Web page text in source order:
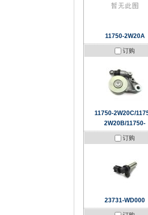
11750-2W20A
订购
11750-2W20C/
2W20B/11750-
订购
23731-WD000